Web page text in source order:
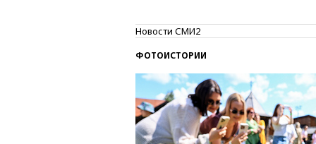
Новости СМИ2
ФОТОИСТОРИИ